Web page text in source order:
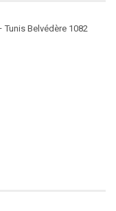
Tunis Belvédère 1082